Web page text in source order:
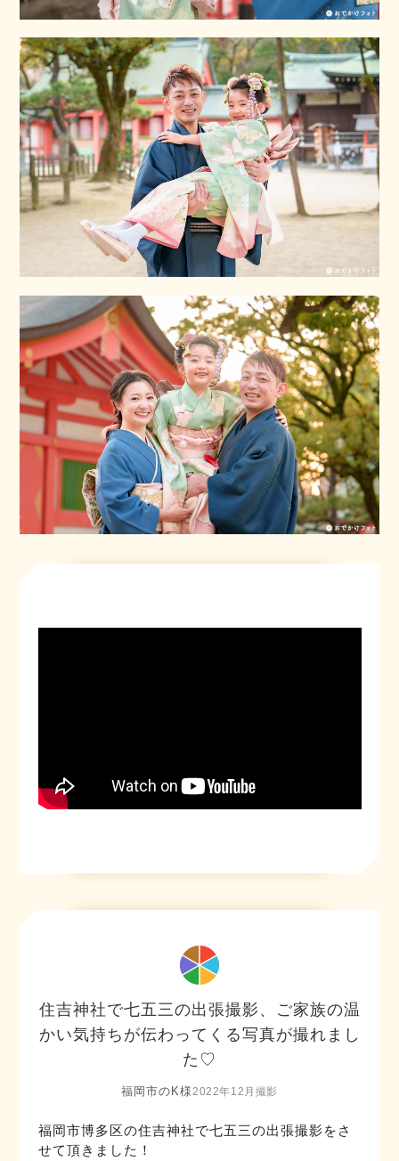
住吉神社で七五三の出張撮影、ご家族の温
かい気持ちが伝わってくる写真が撮れまし
た♡
福岡市のK様2022年12月撮影
福岡市博多区の住吉神社で七五三の出張撮影をさ
せて頂きました！